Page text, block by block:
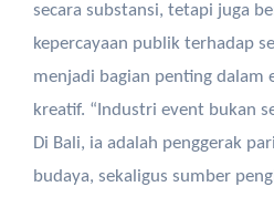
secara substansi, tetapi juga
kepercayaan publik terhadap
menjadi bagian penting dalam
kreatif. “Industri event bukan
Di Bali, ia adalah penggerak
budaya, sekaligus sumber